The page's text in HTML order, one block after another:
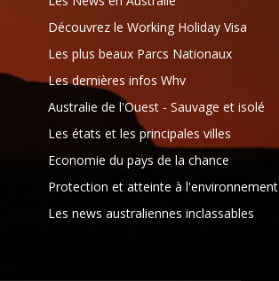
Découvrez le Working Holiday Visa
Les plus beaux Parcs Nationaux
Les dernières infos Whv
Australie de l'Ouest - Sauvage et isolé
Les états et les principales villes
Economie du pays de la chance
Protection et atteinte à l'environnement
Les news australiennes inclassables